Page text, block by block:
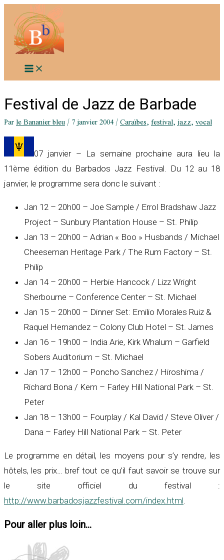
contenu
Festival de Jazz de Barbade
Parle Bananier bleu/7 janvier 2004/Caraïbes,festival,jazz,vocal
07 janvier – La semaine prochaine aura lieu la
11ème édition du Barbados Jazz Festival. Du 12 au 18
janvier, le programme sera donc le suivant :
Jan 12 – 20h00 – Joe Sample / Errol Bradshaw Jazz
Project – Sunbury Plantation House – St. Philip
Jan 13 – 20h00 – Adrian « Boo » Husbands / Michael
Cheeseman Heritage Park / The Rum Factory – St.
Philip
Jan 14 – 20h00 – Herbie Hancock / Lizz Wright
Sherbourne – Conference Center – St. Michael
Jan 15 – 20h00 – Dinner Set: Emilio Morales Ruiz &
Raquel Hernandez – Colony Club Hotel – St. James
Jan 16 – 19h00 – India Arie, Kirk Whalum – Garfield
Sobers Auditorium – St. Michael
Jan 17 – 12h00 – Poncho Sanchez / Hiroshima /
Richard Bona / Kem – Farley Hill National Park – St.
Peter
Jan 18 – 13h00 – Fourplay / Kal David / Steve Oliver /
Dana – Farley Hill National Park – St. Peter
Le programme en détail, les moyens pour s’y rendre, les
hôtels, les prix… bref tout ce qu’il faut savoir se trouve sur
le site officiel du festival :
http://www.barbadosjazzfestival.com/index.html
Pour aller plus loin...